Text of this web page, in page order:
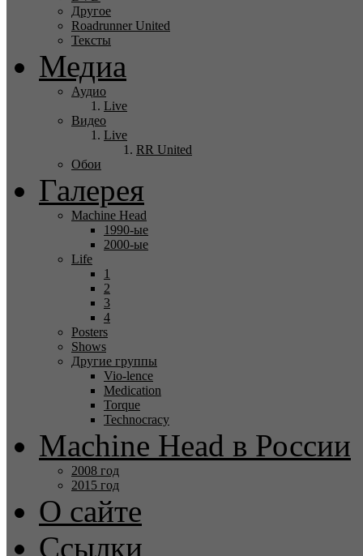
Другое
Roadrunner United
Тексты
Медиа
Аудио
Live
Видео
Live
RR United
Обои
Галерея
Machine Head
1990-ые
2000-ые
Life
1
2
3
4
Posters
Shows
Другие группы
Vio-lence
Medication
Torque
Technocracy
Machine Head в России
2008 год
2015 год
О сайте
Ссылки